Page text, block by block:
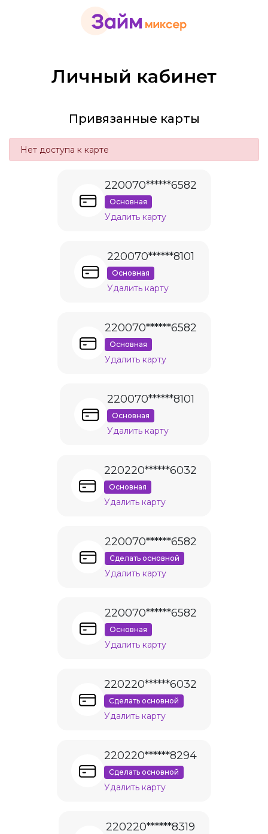
Личный кабинет
Привязанные карты
Нет доступа к карте
220070******6582
Основная
Удалить карту
220070******8101
Основная
Удалить карту
220070******6582
Основная
Удалить карту
220070******8101
Основная
Удалить карту
220220******6032
Основная
Удалить карту
220070******6582
Сделать основной
Удалить карту
220070******6582
Основная
Удалить карту
220220******6032
Сделать основной
Удалить карту
220220******8294
Сделать основной
Удалить карту
220220******8319